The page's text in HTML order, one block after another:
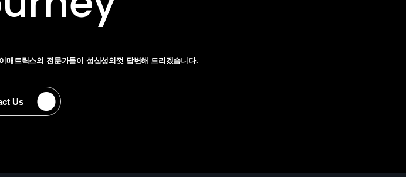
매트릭스의 전문가들이 성심성의껏 답변해 드리겠습니다.
Us
Us